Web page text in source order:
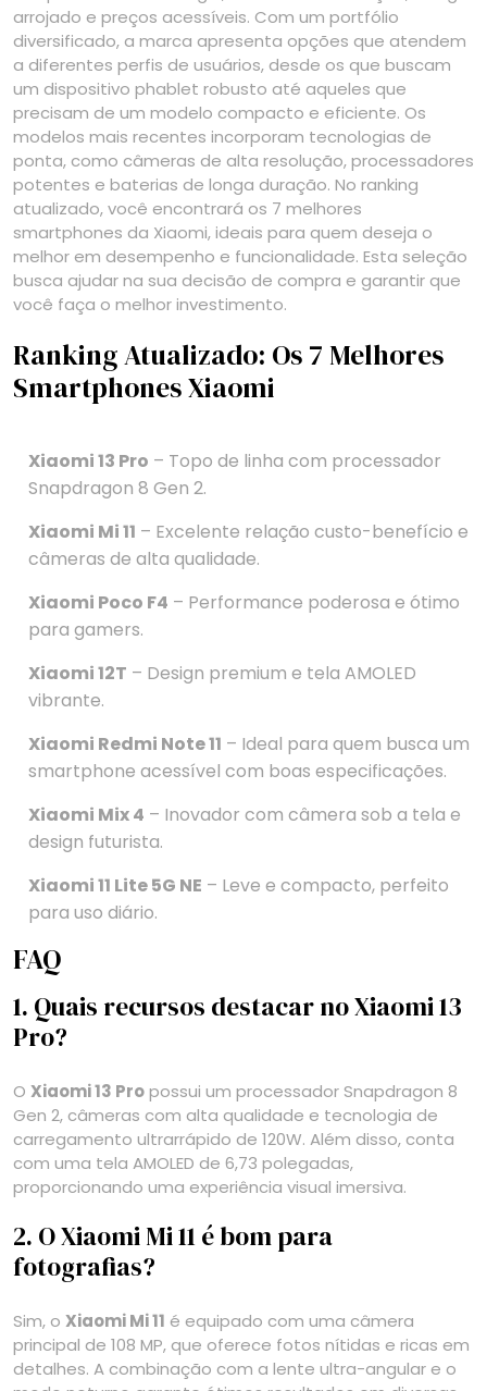
arrojado e preços acessíveis. Com um portfólio
diversificado, a marca apresenta opções que atendem
a diferentes perfis de usuários, desde os que buscam
um dispositivo phablet robusto até aqueles que
precisam de um modelo compacto e eficiente. Os
modelos mais recentes incorporam tecnologias de
ponta, como câmeras de alta resolução, processadores
potentes e baterias de longa duração. No ranking
atualizado, você encontrará os 7 melhores
smartphones da Xiaomi, ideais para quem deseja o
melhor em desempenho e funcionalidade. Esta seleção
busca ajudar na sua decisão de compra e garantir que
você faça o melhor investimento.
Ranking Atualizado: Os 7 Melhores
Smartphones Xiaomi
Xiaomi 13 Pro – Topo de linha com processador
Snapdragon 8 Gen 2.
Xiaomi Mi 11 – Excelente relação custo-benefício e
câmeras de alta qualidade.
Xiaomi Poco F4 – Performance poderosa e ótimo
para gamers.
Xiaomi 12T – Design premium e tela AMOLED
vibrante.
Xiaomi Redmi Note 11 – Ideal para quem busca um
smartphone acessível com boas especificações.
Xiaomi Mix 4 – Inovador com câmera sob a tela e
design futurista.
Xiaomi 11 Lite 5G NE – Leve e compacto, perfeito
para uso diário.
FAQ
1. Quais recursos destacar no Xiaomi 13
Pro?
O Xiaomi 13 Propossui um processador Snapdragon 8
Gen 2, câmeras com alta qualidade e tecnologia de
carregamento ultrarrápido de 120W. Além disso, conta
com uma tela AMOLED de 6,73 polegadas,
proporcionando uma experiência visual imersiva.
2. O Xiaomi Mi 11 é bom para
fotografias?
Sim, o Xiaomi Mi 11 é equipado com uma câmera
principal de 108 MP, que oferece fotos nítidas e ricas em
detalhes. A combinação com a lente ultra-angular e o